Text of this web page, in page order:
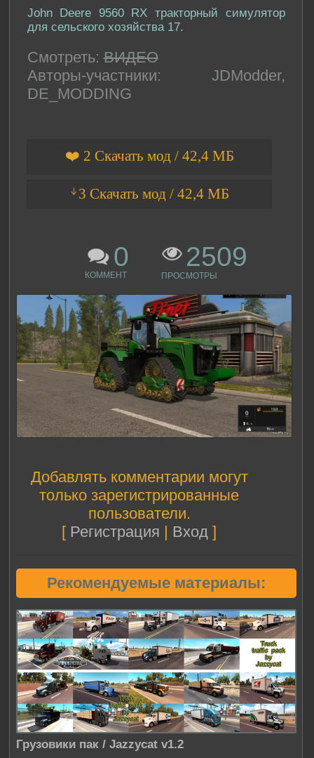
John Deere 9560 RX тракторный симулятор
для сельского хозяйства 17.
Смотреть: ВИДЕО
Авторы-участники: JDModder,
DE_MODDING
❤️ 2 Скачать мод / 42,4 МБ
ᛎ3 Скачать мод / 42,4 МБ
0
КОММЕНТ
2509
ПРОСМОТРЫ
Добавлять комментарии могут
только зарегистрированные
пользователи.
[ Регистрация | Вход ]
Рекомендуемые материалы:
Грузовики пак / Jazzycat v1.2